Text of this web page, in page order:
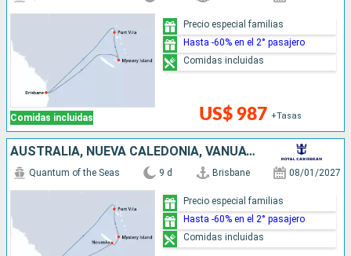
Comidas incluidas US$ 987 +Tasas
Precio especial familias
Hasta -60% en el 2° pasajero
Comidas incluidas
AUSTRALIA, NUEVA CALEDONIA, VANUATU
Quantum of the Seas 9 d Brisbane 08/01/2027
Precio especial familias
Hasta -60% en el 2° pasajero
Comidas incluidas